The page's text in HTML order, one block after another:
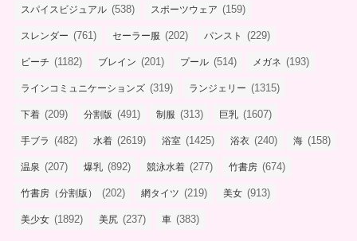
スパイスビジュアル (538) スポーツウェア (159)
スレンダー (761) セーラー服 (202) パンスト (229)
ビーチ (1182) ブレイン (201) プール (514) メガネ (193)
ラインコミュニケーションズ (319) ランジェリー (1315)
下着 (209) 分割版 (491) 制服 (313) 巨乳 (1607)
手ブラ (482) 水着 (2619) 浴室 (1425) 浴衣 (240) 海 (158)
温泉 (207) 爆乳 (892) 競泳水着 (277) 竹書房 (674)
竹書房（分割版） (202) 網タイツ (219) 美女 (913)
美少女 (1892) 美尻 (237) 車 (383)